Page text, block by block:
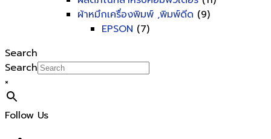
ผ้าหมึกเครื่องพิมพ์ ,พิมพ์ดีด (9)
EPSON (7)
Search
Search
×
Follow Us